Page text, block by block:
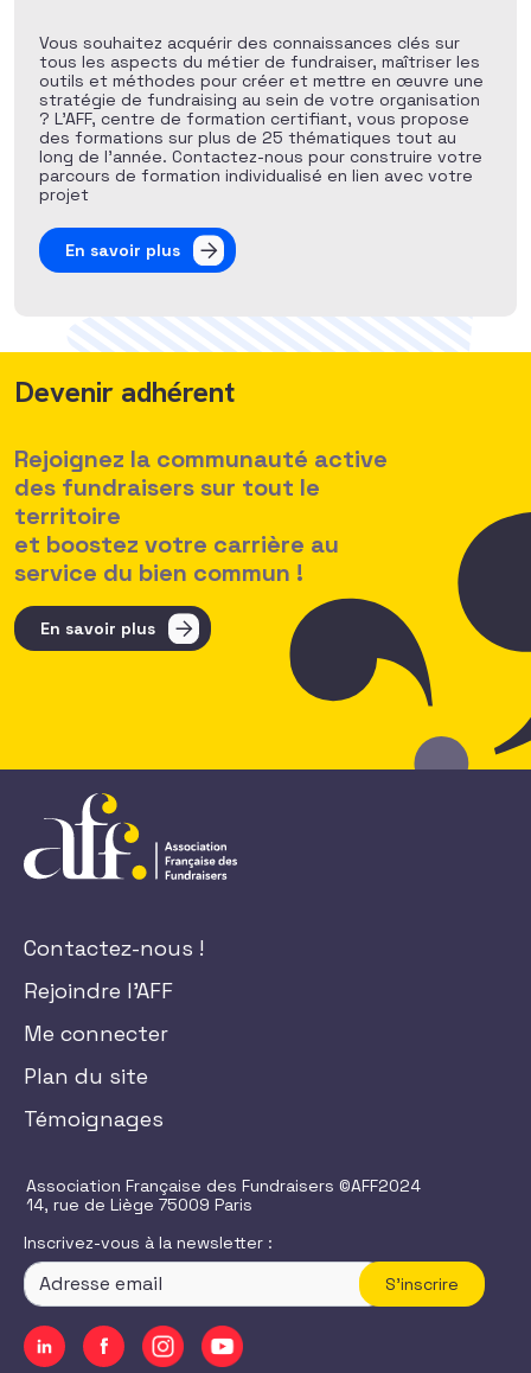
Vous souhaitez acquérir des connaissances clés sur
tous les aspects du métier de fundraiser, maîtriser les
outils et méthodes pour créer et mettre en œuvre une
stratégie de fundraising au sein de votre organisation
? L’AFF, centre de formation certifiant, vous propose
des formations sur plus de 25 thématiques tout au
long de l’année. Contactez-nous pour construire votre
parcours de formation individualisé en lien avec votre
projet
En savoir plus
Devenir adhérent
Rejoignez la communauté active
des fundraisers sur tout le
territoire
et boostez votre carrière au
service du bien commun !
En savoir plus
Contactez-nous !
Rejoindre l'AFF
Me connecter
Plan du site
Témoignages
Association Française des Fundraisers ©AFF2024
14, rue de Liège 75009 Paris
Inscrivez-vous à la newsletter :
S'inscrire